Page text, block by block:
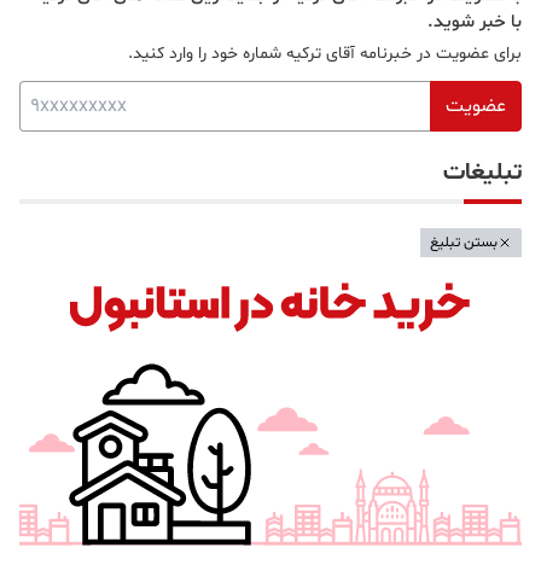
با خبر شوید.
برای عضویت در خبرنامه آقای ترکیه شماره خود را وارد کنید.
عضویت
تبلیغات
بستن تبلیغ